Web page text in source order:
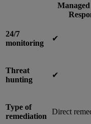
24/7
monitoring
✔︎
Threat
hunting
✔︎
Type of
remediation
Direct